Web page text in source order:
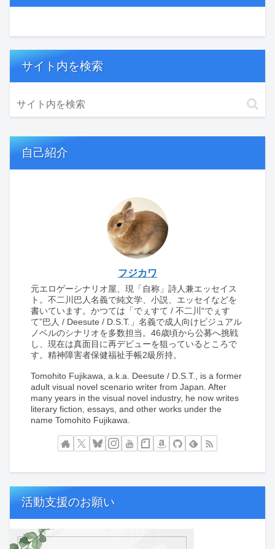
サイト内を検索
自己紹介
フジカワ
元エロゲーシナリオ屋、現「自称」詩人兼エッセイス
ト。不二川巴人名義で純文学、小説、エッセイなどを
書いています。かつては「でぇすて / 不二川“でぇす
て”巴人 / Deesute / D.S.T.」名義で成人向けビジュアル
ノベルのシナリオを多数担当。46歳頃から公募へ挑戦
し、現在は真面目に再デビューを狙っているところで
す。精神障害者保健福祉手帳2級所持。
Tomohito Fujikawa, a.k.a. Deesute / D.S.T., is a former
adult visual novel scenario writer from Japan. After
many years in the visual novel industry, he now writes
literary fiction, essays, and other works under the
name Tomohito Fujikawa.
活動支援のお願い